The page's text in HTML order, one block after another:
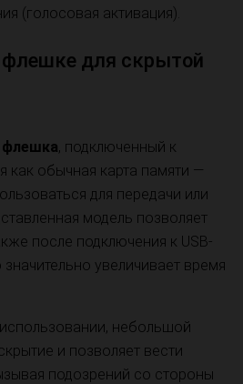
(голосовая активация).
для скрытой
, подключенный к
как обычная карта памяти —
для передачи или
модель позволяет
после подключения к USB-
увеличивает время
небольшой
и позволяет вести
подозрений со стороны